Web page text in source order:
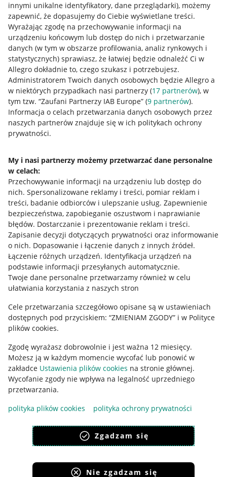
innymi unikalne identyfikatory, dane przeglądarki), możemy
zapewnić, że dopasujemy do Ciebie wyświetlane treści.
Wyrażając zgodę na przechowywanie informacji na
urządzeniu końcowym lub dostęp do nich i przetwarzanie
danych (w tym w obszarze profilowania, analiz rynkowych i
statystycznych) sprawiasz, że łatwiej będzie odnaleźć Ci w
Allegro dokładnie to, czego szukasz i potrzebujesz.
Administratorem Twoich danych osobowych będzie Allegro a
w niektórych przypadkach nasi partnerzy (17 partnerów), w
tym tzw. “Zaufani Partnerzy IAB Europe” (9 partnerów).
Informacja o celach przetwarzania danych osobowych przez
naszych partnerów znajduje się w ich politykach ochrony
prywatności.
My i nasi partnerzy możemy przetwarzać dane personalne
w celach:
Przechowywanie informacji na urządzeniu lub dostęp do
nich. Spersonalizowane reklamy i treści, pomiar reklam i
treści, badanie odbiorców i ulepszanie usług. Zapewnienie
bezpieczeństwa, zapobieganie oszustwom i naprawianie
błędów. Dostarczanie i prezentowanie reklam i treści.
Zapisanie decyzji dotyczących prywatności oraz informowanie
o nich. Dopasowanie i łączenie danych z innych źródeł.
Łączenie różnych urządzeń. Identyfikacja urządzeń na
podstawie informacji przesyłanych automatycznie.
Twoje dane personalne przetwarzamy również w celu
ułatwiania korzystania z naszych stron
Cele przetwarzania szczegółowo opisane są w ustawieniach
dostępnych pod przyciskiem: “ZMIENIAM ZGODY” i w Polityce
plików cookies.
Zgodę wyrażasz dobrowolnie i jest ważna 12 miesięcy.
Możesz ją w każdym momencie wycofać lub ponowić w
zakładce Ustawienia plików cookies na stronie głównej.
Wycofanie zgody nie wpływa na legalność uprzedniego
przetwarzania.
polityka plików cookies
polityka ochrony prywatności
Zgadzam się
Nie zgadzam się
Przydatne informacje
Jak to działa
Allegro Gadane dla sprzedających
Allegro Gadane dla kupujących
Mapa miejscowości
Informacje prawne
Regulamin
Polityka plików "cookies"
Ustawienia plików "cookies"
Udostępnianie lokalizacji
Informacje dla Aktu o Usługach Cyfrowych
Pobierz aplikację